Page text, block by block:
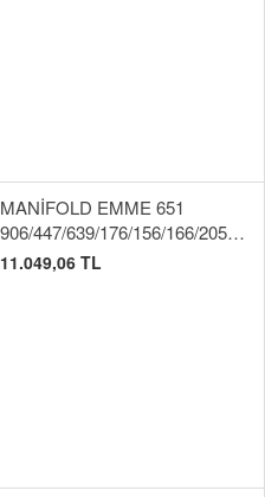
MANİFOLD EMME 651
906/447/639/176/156/166/205/212
11.049,06 TL